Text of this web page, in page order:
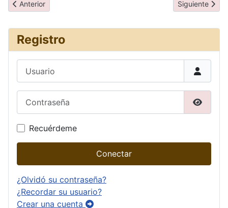
Artículo anterior: Actividades de invierno
Anterior Artículo
Siguiente
Registro
Recuérdeme
Conectar
¿Olvidó su contraseña?
¿Recordar su usuario?
Crear una cuenta